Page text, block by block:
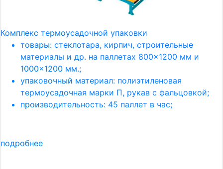
Комплекс термоусадочной упаковки
товары: стеклотара, кирпич, строительные
материалы и др. на паллетах 800×1200 мм и
1000×1200 мм.;
упаковочный материал: полиэтиленовая
термоусадочная марки П, рукав с фальцовкой;
производительность: 45 паллет в час;
подробнее